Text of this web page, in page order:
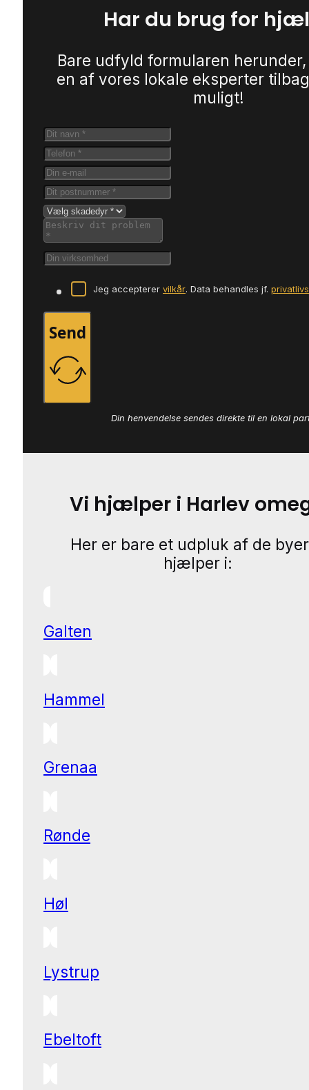
Har du brug for
Bare udfyld formularen
en af vores lokale eksperter
muligt!
Jeg accepterer vilkår. Data behandles jf.
Send
Din henvendelse sendes direkte til en lokal
Vi hjælper i Harlev
Her er bare et udpluk af de
hjælper i:
Galten
Hammel
Grenaa
Rønde
Høl
Lystrup
Ebeltoft